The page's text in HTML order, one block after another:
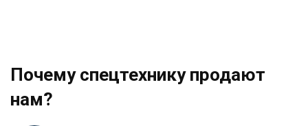
Почему спецтехнику продают
нам?